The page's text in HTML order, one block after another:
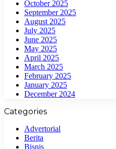
October 2025
September 2025
August 2025
July 2025
June 2025
May 2025
April 2025
March 2025
February 2025
January 2025
December 2024
Categories
Advertorial
Berita
Bisnis